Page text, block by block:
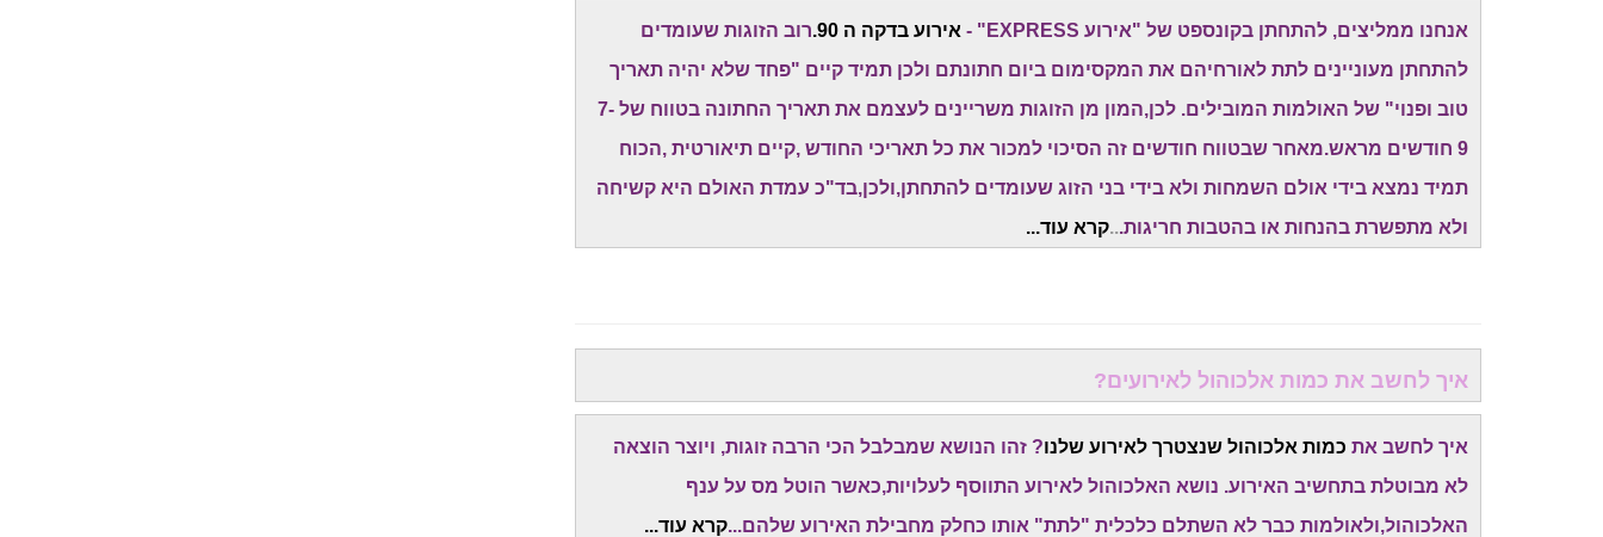
אנחנו ממליצים, להתחתן בקונספט של "אירוע EXPRESS" - אירוע בדקה ה 90.
רוב הזוגות שעומדים
להתחתן מעוניינים לתת לאורחיהם את המקסימום ביום חתונתם ולכן תמיד קיים "פחד שלא יהיה תאריך
טוב ופנוי" של האולמות המובילים. לכן,המון מן הזוגות משריינים לעצמם את תאריך החתונה בטווח של 7-
9 חודשים מראש.מאחר שבטווח חודשים זה הסיכוי למכור את כל תאריכי החודש ,קיים תיאורטית ,הכוח
תמיד נמצא בידי אולם השמחות ולא בידי בני הזוג שעומדים להתחתן,ולכן,בד"כ עמדת האולם היא קשיחה
ולא מתפשרת בהנחות או בהטבות חריגות...קרא עוד...
איך לחשב את כמות אלכוהול לאירועים?
איך לחשב את כמות אלכוהול שנצטרך לאירוע שלנו? זהו הנושא שמבלבל הכי הרבה זוגות, ויוצר הוצאה
לא מבוטלת בתחשיב האירוע. נושא האלכוהול לאירוע התווסף לעלויות,כאשר הוטל מס על ענף
האלכוהול,ולאולמות כבר לא השתלם כלכלית "לתת" אותו כחלק מחבילת האירוע שלהם...קרא עוד...